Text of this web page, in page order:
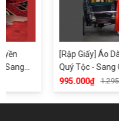
[Rập Giấy] Áo Dài
Quý Tộc - Sang
Cấp, Phom Chuẩn -
995.000₫ 1.295.000₫